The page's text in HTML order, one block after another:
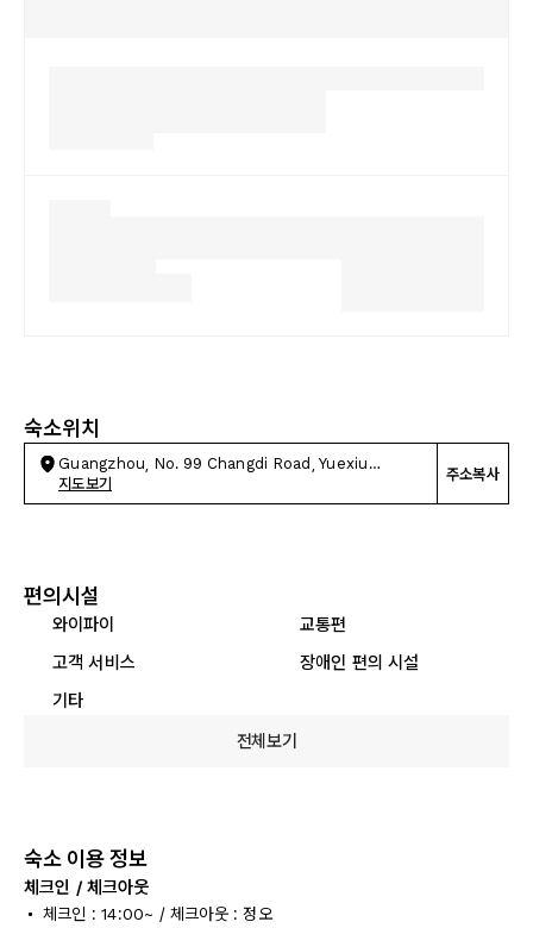
숙소위치
Guangzhou, No. 99 Changdi Road, Yuexiu
District
지도보기
주소복사
편의시설
와이파이
교통편
고객 서비스
장애인 편의 시설
기타
전체보기
숙소 이용 정보
체크인 / 체크아웃
체크인 : 14:00~ / 체크아웃 : 정오